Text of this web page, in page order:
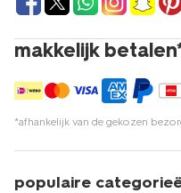
makkelijk
*afhankelijk van de gekozen
populaire